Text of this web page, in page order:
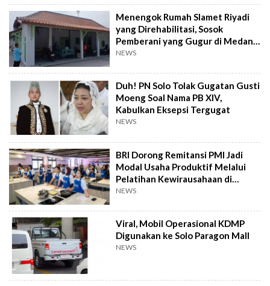
Menengok Rumah Slamet Riyadi
yang Direhabilitasi, Sosok
Pemberani yang Gugur di Medan
Perang
NEWS
Duh! PN Solo Tolak Gugatan Gusti
Moeng Soal Nama PB XIV,
Kabulkan Eksepsi Tergugat
NEWS
BRI Dorong Remitansi PMI Jadi
Modal Usaha Produktif Melalui
Pelatihan Kewirausahaan di
Taiwan
NEWS
Viral, Mobil Operasional KDMP
Digunakan ke Solo Paragon Mall
NEWS